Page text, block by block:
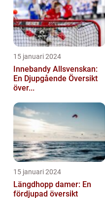
15 januari 2024
Innebandy Allsvenskan:
En Djupgående Översikt
över...
15 januari 2024
Längdhopp damer: En
fördjupad översikt